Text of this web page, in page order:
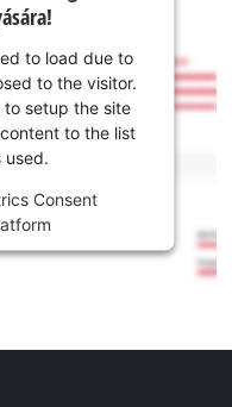
to load due to
to the visitor.
to setup the site
to the list
used.
Consent